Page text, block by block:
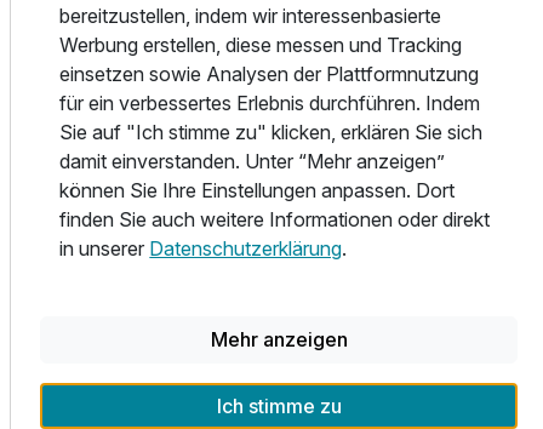
Ausstattung
Alle Infos zum Hotel Waldfrieden
Lage & Umgebung
bereitzustellen, indem wir interessenbasierte
Werbung erstellen, diese messen und Tracking
einsetzen sowie Analysen der Plattformnutzung
für ein verbessertes Erlebnis durchführen. Indem
Sie auf "Ich stimme zu" klicken, erklären Sie sich
damit einverstanden. Unter “Mehr anzeigen”
können Sie Ihre Einstellungen anpassen. Dort
finden Sie auch weitere Informationen oder direkt
in unserer Datenschutzerklärung.
Mehr anzeigen
Ich stimme zu